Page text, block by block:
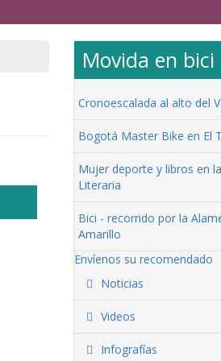
Movida en bici
Cronoescalada al alto del
Bogotá Master Bike en El
Mujer deporte y libros en
Literaria
Bici - recorrido por la
Amarillo
Envíenos su recomendado
Noticias
Videos
Infografías